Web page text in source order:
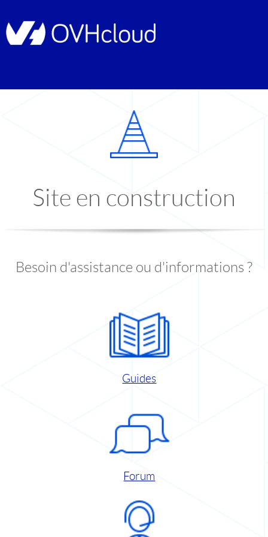
Site en construction
Besoin d'assistance ou d'informations ?
Guides
Forum